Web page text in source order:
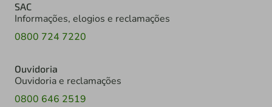
SAC
Informações, elogios e reclamações
0800 724 7220
Ouvidoria
Ouvidoria e reclamações
0800 646 2519